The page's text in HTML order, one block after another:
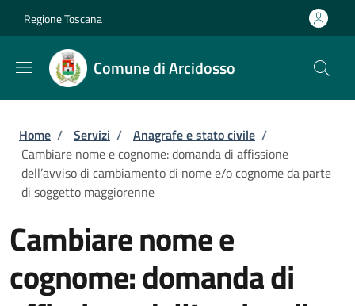
Regione Toscana
Comune di Arcidosso
Briciole di pane
Home / Servizi / Anagrafe e stato civile /
Cambiare nome e cognome: domanda di affissione
dell’avviso di cambiamento di nome e/o cognome da parte
di soggetto maggiorenne
Cambiare nome e
cognome: domanda di